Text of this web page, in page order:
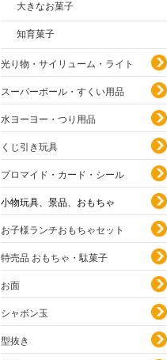
大きなお菓子
知育菓子
光り物・サイリューム・ライト
スーパーボール・すくい用品
水ヨーヨー・つり用品
くじ引き玩具
プロマイド・カード・シール
小物玩具、景品、おもちゃ
お子様ランチおもちゃセット
特売品 おもちゃ・駄菓子
お面
シャボン玉
型抜き